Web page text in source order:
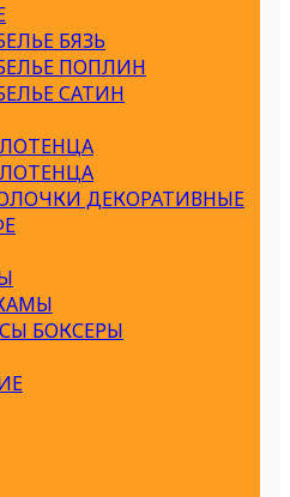
БЯЗЬ
ПОПЛИН
САТИН
ДЕКОРАТИВНЫЕ
БОКСЕРЫ